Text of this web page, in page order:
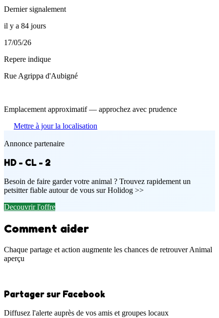
Dernier signalement
il y a 84 jours
17/05/26
Repere indique
Rue Agrippa d'Aubigné
Emplacement approximatif — approchez avec prudence
Mettre à jour la localisation
Annonce partenaire
HD - CL - 2
Besoin de faire garder votre animal ? Trouvez rapidement un
petsitter fiable autour de vous sur Holidog >>
Decouvrir l'offre
Comment aider
Chaque partage et action augmente les chances de retrouver Animal
aperçu
Partager sur Facebook
Diffusez l'alerte auprès de vos amis et groupes locaux